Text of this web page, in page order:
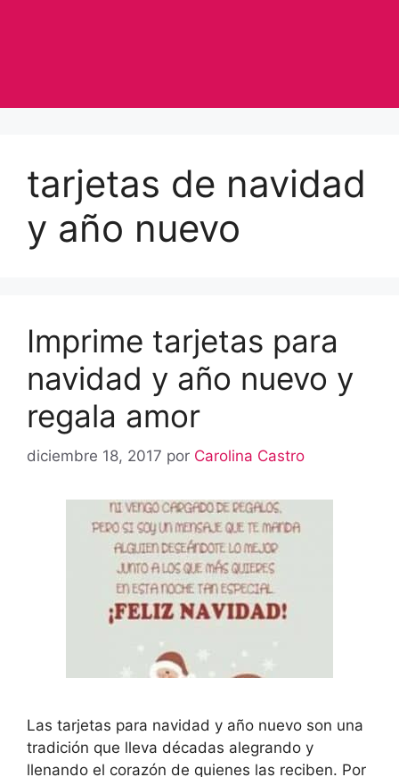
tarjetas de navidad
y año nuevo
Imprime tarjetas para
navidad y año nuevo y
regala amor
diciembre 18, 2017 por Carolina Castro
Las tarjetas para navidad y año nuevo son una
tradición que lleva décadas alegrando y
llenando el corazón de quienes las reciben. Por